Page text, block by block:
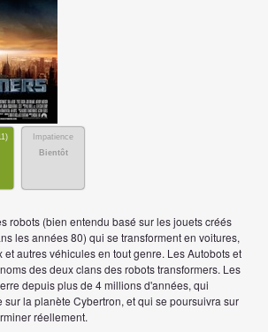
)
Impatience
Bientôt
robots (bien entendu basé sur les jouets créés
les années 80) qui se transforment en voitures,
autres véhicules en tout genre. Les Autobots et
des deux clans des robots transformers. Les
depuis plus de 4 millions d'années, qui
la planète Cybertron, et qui se poursuivra sur
réellement.